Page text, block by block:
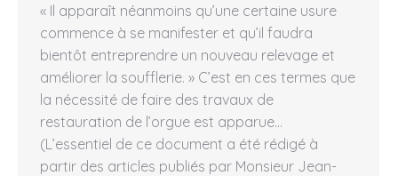
« Il apparaît néanmoins qu’une certaine usure
commence à se manifester et qu’il faudra
bientôt entreprendre un nouveau relevage et
améliorer la soufflerie. » C’est en ces termes que
la nécessité de faire des travaux de
restauration de l’orgue est apparue…
(L’essentiel de ce document a été rédigé à
partir des articles publiés par Monsieur Jean-